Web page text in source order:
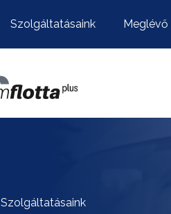
Szolgáltatásaink Meglévő
Szolgáltatásaink